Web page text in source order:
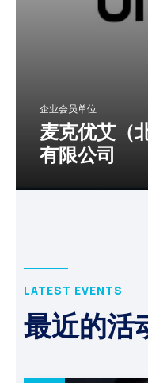
企业会员单位
麦克优艾（
有限公司
LATEST EVENTS
最近的活